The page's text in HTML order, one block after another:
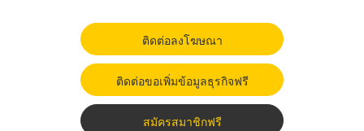
ติดต่อลงโฆษณา
ติดต่อขอเพิ่มข้อมูลธุรกิจฟรี
สมัครสมาชิกฟรี